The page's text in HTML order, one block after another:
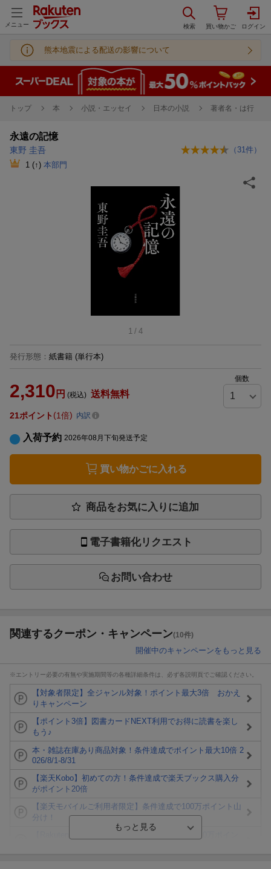
メニュー
熊本地震による配送の影響について
トップ 本 小説・エッセイ 日本の小説 著者名・は行
永遠の記憶
東野 圭吾 （ 31 件）
1 (↑) 本部門
1 / 4
発行形態 ： 紙書籍 (単行本)
2,310 円 (税込) 送料無料
個数
21ポイント 1倍 内訳
入荷予約 2026年08月下旬発送予定
買い物かごに入れる
商品をお気に入りに追加
電子書籍化リクエスト
お問い合わせ
関連するクーポン・キャンペーン(10件)
開催中のキャンペーンをもっと見る
※エントリー必要の有無や実施期間等の各種詳細条件は、必ず各説明頁でご確認ください。
【対象者限定】全ジャンル対象！ポイント最大3倍 おかえ
りキャンペーン
【ポイント3倍】図書カードNEXT利用でお得に読書を楽し
もう♪
本・雑誌在庫あり商品対象！条件達成でポイント最大10倍 2
026/8/1-8/31
【楽天Kobo】初めての方！条件達成で楽天ブックス購入分
がポイント20倍
【楽天モバイルご利用者限定】条件達成で100万ポイント山
分け！